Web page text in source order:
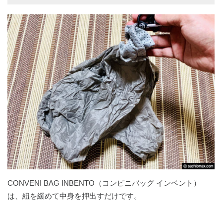
CONVENI BAG INBENTO（コンビニバッグ インベント）
は、紐を緩めて中身を押出すだけです。